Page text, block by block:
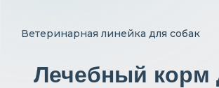
Ветеринарная линейка для собак
Лечебный корм